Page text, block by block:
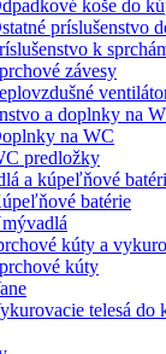
koše do
príslušenstvo
k
závesy
a doplnky na
na WC
predložky
a kúpeľňové
batérie
kúty a
kúty
telesá do